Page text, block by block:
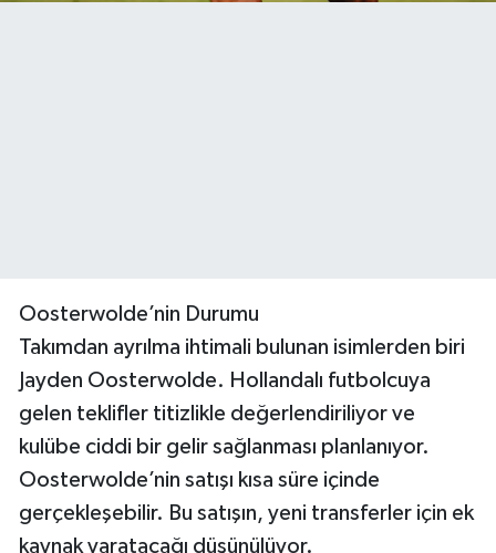
Oosterwolde’nin Durumu
Takımdan ayrılma ihtimali bulunan isimlerden biri
Jayden Oosterwolde. Hollandalı futbolcuya
gelen teklifler titizlikle değerlendiriliyor ve
kulübe ciddi bir gelir sağlanması planlanıyor.
Oosterwolde’nin satışı kısa süre içinde
gerçekleşebilir. Bu satışın, yeni transferler için ek
kaynak yaratacağı düşünülüyor.